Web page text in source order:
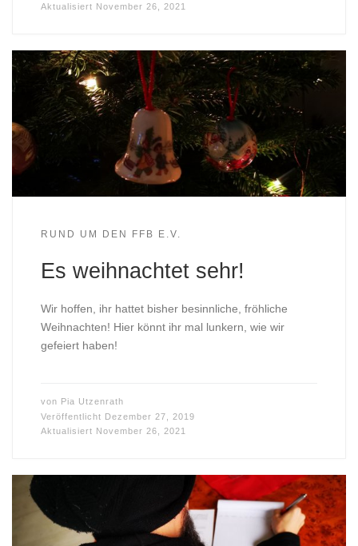
Aktualisiert November 26, 2021
RUND UM DEN FFB E.V.
Es weihnachtet sehr!
Wir hoffen, ihr hattet bisher besinnliche, fröhliche
Weihnachten! Hier könnt ihr mal lunkern, wie wir
gefeiert haben!
von Pia Utzenrath
Veröffentlicht Dezember 27, 2019
Aktualisiert November 26, 2021